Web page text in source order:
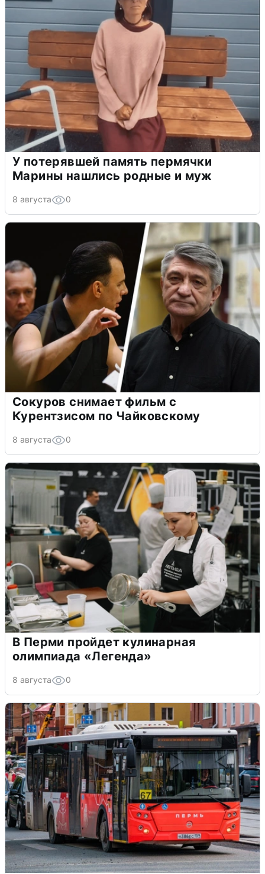
У потерявшей память пермячки
Марины нашлись родные и муж
8 августа 0
Сокуров снимает фильм с
Курентзисом по Чайковскому
8 августа 0
В Перми пройдет кулинарная
олимпиада «Легенда»
8 августа 0